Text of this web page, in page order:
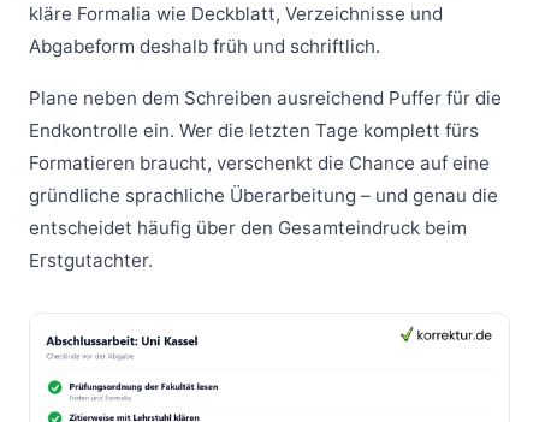
kläre Formalia wie Deckblatt, Verzeichnisse und
Abgabeform deshalb früh und schriftlich.
Plane neben dem Schreiben ausreichend Puffer für die
Endkontrolle ein. Wer die letzten Tage komplett fürs
Formatieren braucht, verschenkt die Chance auf eine
gründliche sprachliche Überarbeitung – und genau die
entscheidet häufig über den Gesamteindruck beim
Erstgutachter.